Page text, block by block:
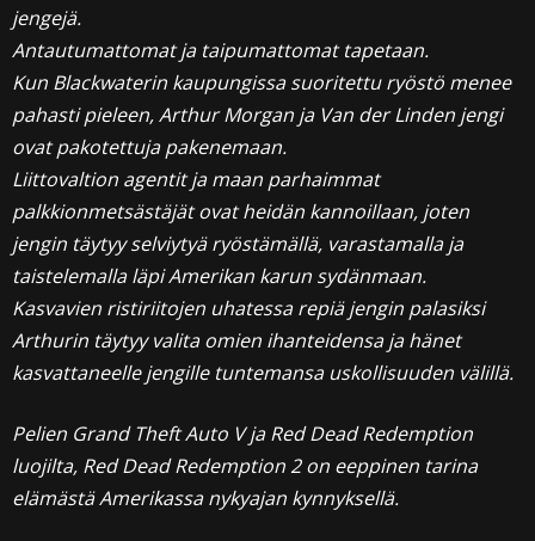
jengejä.
Antautumattomat ja taipumattomat tapetaan.
Kun Blackwaterin kaupungissa suoritettu ryöstö menee
pahasti pieleen, Arthur Morgan ja Van der Linden jengi
ovat pakotettuja pakenemaan.
Liittovaltion agentit ja maan parhaimmat
palkkionmetsästäjät ovat heidän kannoillaan, joten
jengin täytyy selviytyä ryöstämällä, varastamalla ja
taistelemalla läpi Amerikan karun sydänmaan.
Kasvavien ristiriitojen uhatessa repiä jengin palasiksi
Arthurin täytyy valita omien ihanteidensa ja hänet
kasvattaneelle jengille tuntemansa uskollisuuden välillä.
Pelien Grand Theft Auto V ja Red Dead Redemption
luojilta, Red Dead Redemption 2 on eeppinen tarina
elämästä Amerikassa nykyajan kynnyksellä.